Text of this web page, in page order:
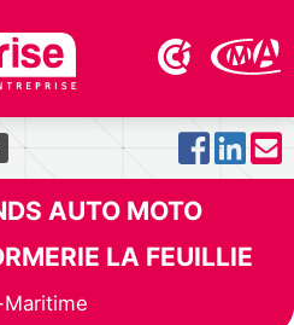
AUTO MOTO
LA FEUILLIE